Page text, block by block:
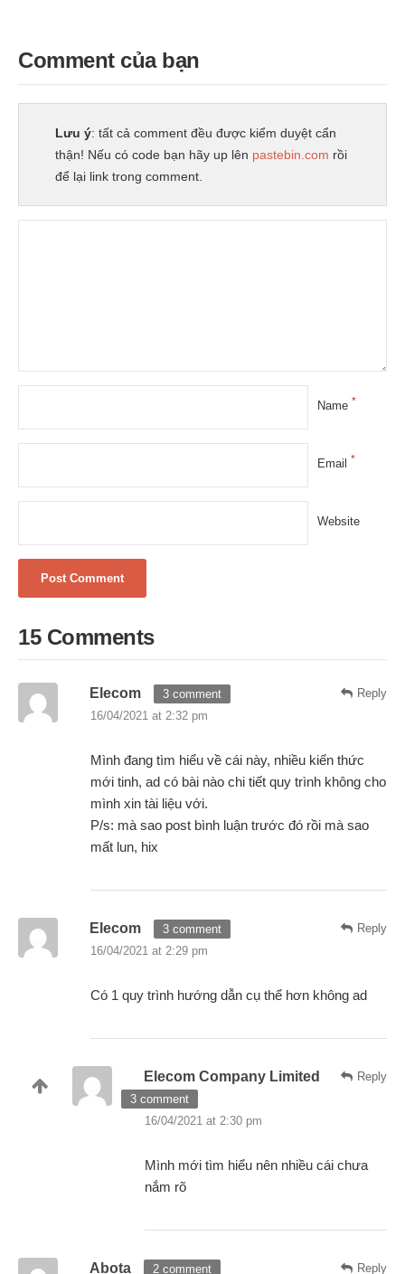
Comment của bạn
Lưu ý: tất cả comment đều được kiểm duyệt cẩn
thận! Nếu có code bạn hãy up lên pastebin.com rồi
để lại link trong comment.
Name *
Email *
Website
15 Comments
Reply
Elecom
3 comment
16/04/2021 at 2:32 pm
Mình đang tìm hiểu về cái này, nhiều kiến thức
mới tinh, ad có bài nào chi tiết quy trình không cho
mình xin tài liệu với.
P/s: mà sao post bình luận trước đó rồi mà sao
mất lun, hix
Reply
Elecom
3 comment
16/04/2021 at 2:29 pm
Có 1 quy trình hướng dẫn cụ thể hơn không ad
Reply
Elecom Company Limited
3 comment
16/04/2021 at 2:30 pm
Mình mới tìm hiểu nên nhiều cái chưa
nắm rõ
Reply
Abota 2 comment